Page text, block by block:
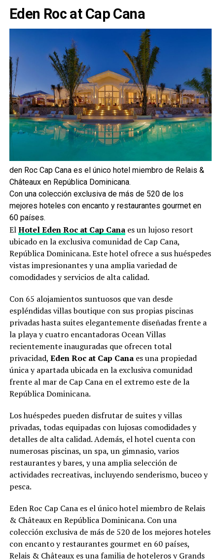
Eden Roc at Cap Cana
den Roc Cap Cana es el único hotel miembro de Relais &
Châteaux en República Dominicana.
Con una colección exclusiva de más de 520 de los
mejores hoteles con encanto y restaurantes gourmet en
60 países.
ElHotel Eden Roc at Cap Canaes un lujoso resort
ubicado en la exclusiva comunidad de Cap Cana,
República Dominicana. Este hotel ofrece a sus huéspedes
vistas impresionantes y una amplia variedad de
comodidades y servicios de alta calidad.
Con 65 alojamientos suntuosos que van desde
espléndidas villas boutique con sus propias piscinas
privadas hasta suites elegantemente diseñadas frente a
la playa y cuatro encantadoras Ocean Villas
recientemente inauguradas que ofrecen total
privacidad, Eden Roc at Cap Canaes una propiedad
única y apartada ubicada en la exclusiva comunidad
frente al mar de Cap Cana en el extremo este de la
República Dominicana.
Los huéspedes pueden disfrutar de suites y villas
privadas, todas equipadas con lujosas comodidades y
detalles de alta calidad. Además, el hotel cuenta con
numerosas piscinas, un spa, un gimnasio, varios
restaurantes y bares, y una amplia selección de
actividades recreativas, incluyendo senderismo, buceo y
pesca.
Eden Roc Cap Cana es el único hotel miembro de Relais
& Châteaux en República Dominicana. Con una
colección exclusiva de más de 520 de los mejores hoteles
con encanto y restaurantes gourmet en 60 países,
Relais & Châteaux es una familia de hoteleros y Grands